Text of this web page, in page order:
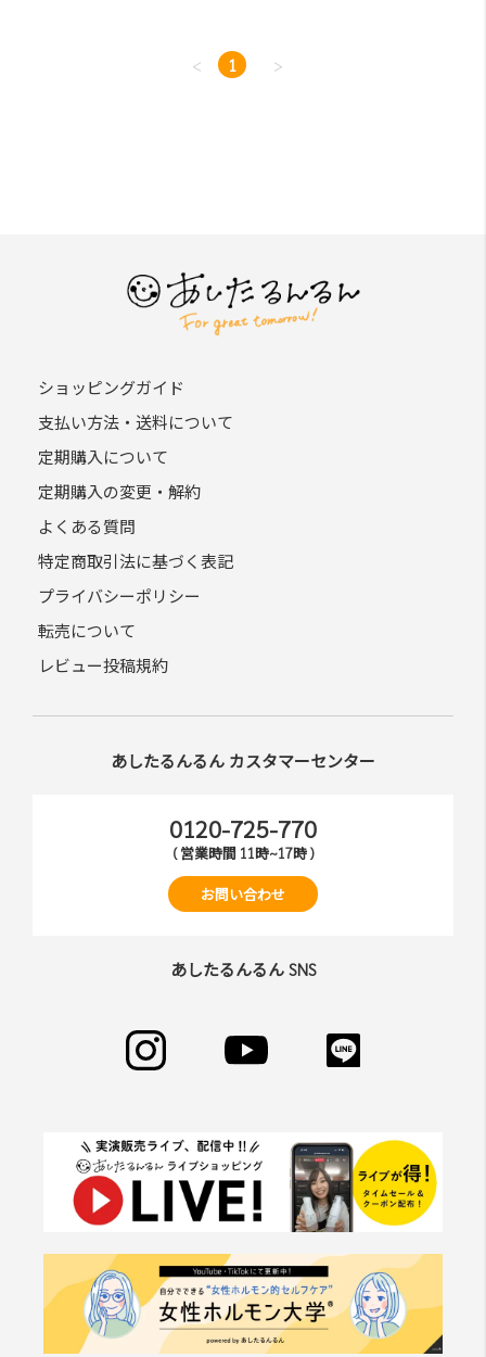
< 1 >
ショッピングガイド
支払い方法・送料について
定期購入について
定期購入の変更・解約
よくある質問
特定商取引法に基づく表記
プライバシーポリシー
転売について
レビュー投稿規約
あしたるんるん カスタマーセンター
0120-725-770
( 営業時間 11時~17時 )
お問い合わせ
あしたるんるん SNS